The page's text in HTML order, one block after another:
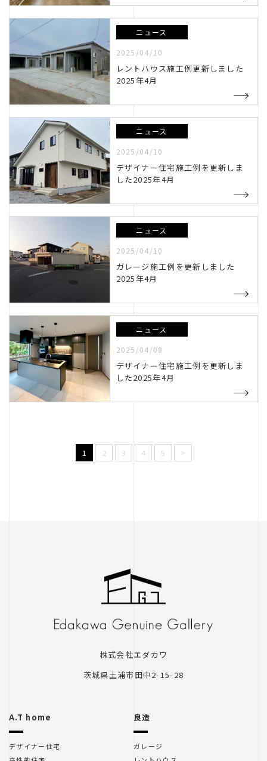
ニュース
2025/04/10
レントハウス施工例更新しました
2025年4月
ニュース
2025/04/10
デザイナー住宅施工例を更新しま
した2025年4月
ニュース
2025/04/10
ガレージ施工例を更新しました
2025年4月
ニュース
2025/04/08
デザイナー住宅施工例を更新しま
した2025年4月
1 2 3 4 5 >
株式会社エダカワ
茨城県土浦市田中2-15-28
A.T home
デザイナー住宅
良造
ガレージ